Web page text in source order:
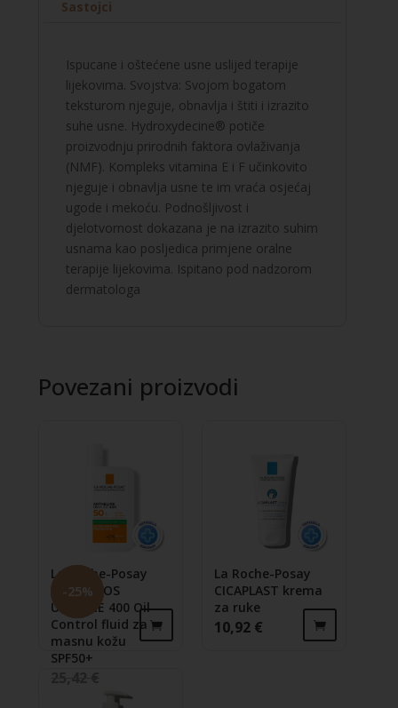
Sastojci
Ispucane i oštećene usne uslijed terapije
lijekovima. Svojstva: Svojom bogatom
teksturom njeguje, obnavlja i štiti i izrazito
suhe usne. Hydroxydecine® potiče
proizvodnju prirodnih faktora ovlaživanja
(NMF). Kompleks vitamina E i F učinkovito
njeguje i obnavlja usne te im vraća osjećaj
ugode i mekoću. Podnošljivost i
djelotvornost dokazana je na izrazito suhim
usnama kao posljedica primjene oralne
terapije lijekovima. Ispitano pod nadzorom
dermatologa
Povezani proizvodi
-25%
La Roche-Posay
ANTHELIOS
UVMUNE 400 Oil
Control fluid za
masnu kožu
SPF50+
Izvorna cijena bila je: 25,42 €.
Trenutna cijena je: 19,07 €.
La Roche-Posay
CICAPLAST krema
za ruke
10,92 €